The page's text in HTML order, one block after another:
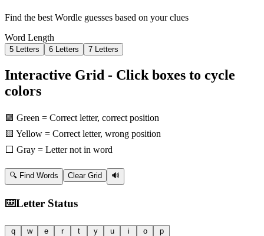
Find the best Wordle guesses based on your clues
Word Length
5 Letters 6 Letters 7 Letters
Interactive Grid - Click boxes to cycle
colors
🟩 Green = Correct letter, correct position
🟨 Yellow = Correct letter, wrong position
⬜ Gray = Letter not in word
🔍 Find Words Clear Grid 🔊
⌨️Letter Status
q w e r t y u i o
p